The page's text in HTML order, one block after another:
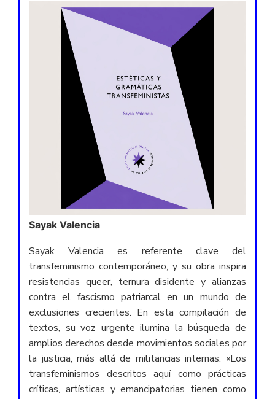
Sayak Valencia
Sayak Valencia es referente clave del
transfeminismo contemporáneo, y su obra inspira
resistencias queer, ternura disidente y alianzas
contra el fascismo patriarcal en un mundo de
exclusiones crecientes. En esta compilación de
textos, su voz urgente ilumina la búsqueda de
amplios derechos desde movimientos sociales por
la justicia, más allá de militancias internas: «Los
transfeminismos descritos aquí como prácticas
críticas, artísticas y emancipatorias tienen como